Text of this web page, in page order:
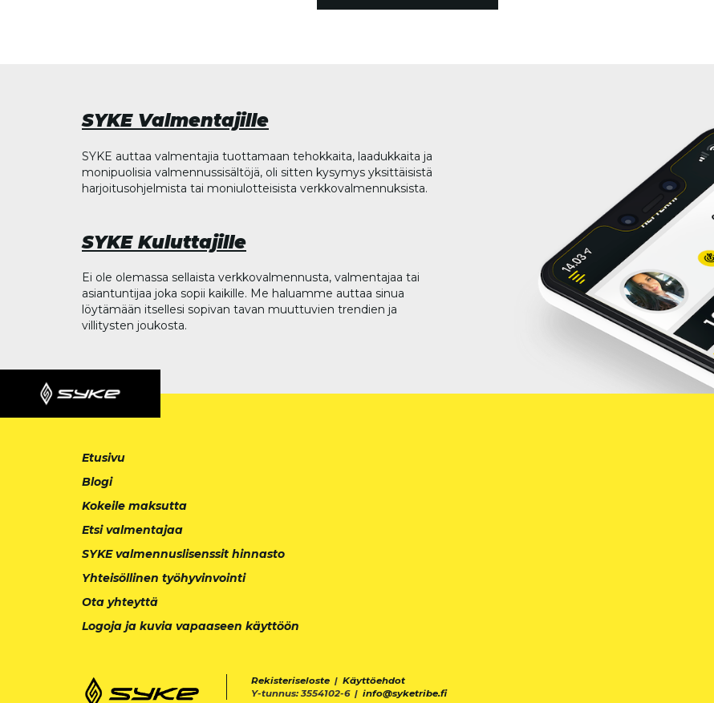
SYKE Valmentajille
SYKE auttaa valmentajia tuottamaan tehokkaita, laadukkaita ja
monipuolisia valmennussisältöjä, oli sitten kysymys yksittäisistä
harjoitusohjelmista tai moniulotteisista verkkovalmennuksista.
SYKE Kuluttajille
Ei ole olemassa sellaista verkkovalmennusta, valmentajaa tai
asiantuntijaa joka sopii kaikille. Me haluamme auttaa sinua
löytämään itsellesi sopivan tavan muuttuvien trendien ja
villitysten joukosta.
Etusivu
Blogi
Kokeile maksutta
Etsi valmentajaa
SYKE valmennuslisenssit hinnasto
Yhteisöllinen työhyvinvointi
Ota yhteyttä
Logoja ja kuvia vapaaseen käyttöön
Rekisteriseloste | Käyttöehdot
Y-tunnus: 3554102-6 | info@syketribe.fi